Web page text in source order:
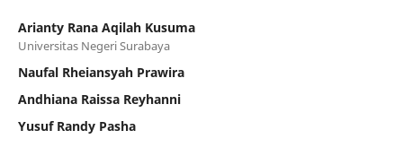
Arianty Rana Aqilah Kusuma
Universitas Negeri Surabaya
Naufal Rheiansyah Prawira
Andhiana Raissa Reyhanni
Yusuf Randy Pasha